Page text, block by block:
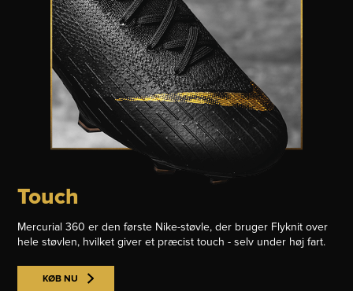
Touch
Mercurial 360 er den første Nike-støvle, der bruger Flyknit over
hele støvlen, hvilket giver et præcist touch - selv under høj fart.
KØB NU